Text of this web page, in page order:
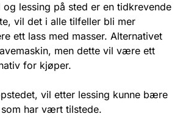
lessing på sted er en tidkrevende
vil det i alle tilfeller bli mer
ett lass med masser. Alternativet
men dette vil være ett
for kjøper.
vil etter lessing kunne bære
har vært tilstede.